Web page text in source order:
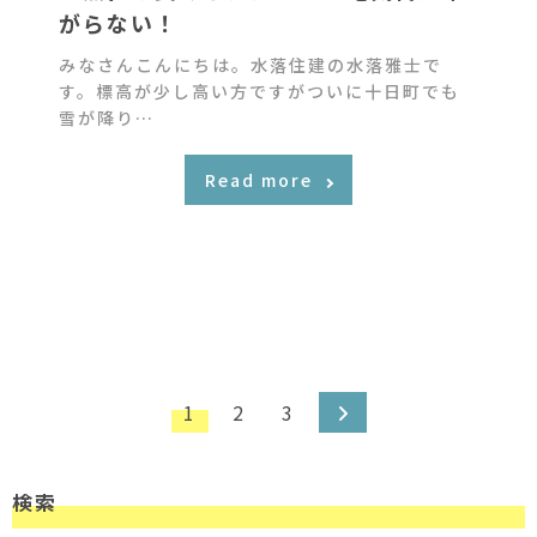
がらない！
みなさんこんにちは。水落住建の水落雅士で
す。標高が少し高い方ですがついに十日町でも
雪が降り…
Read more
投稿のページ送り
1 2 3
検索